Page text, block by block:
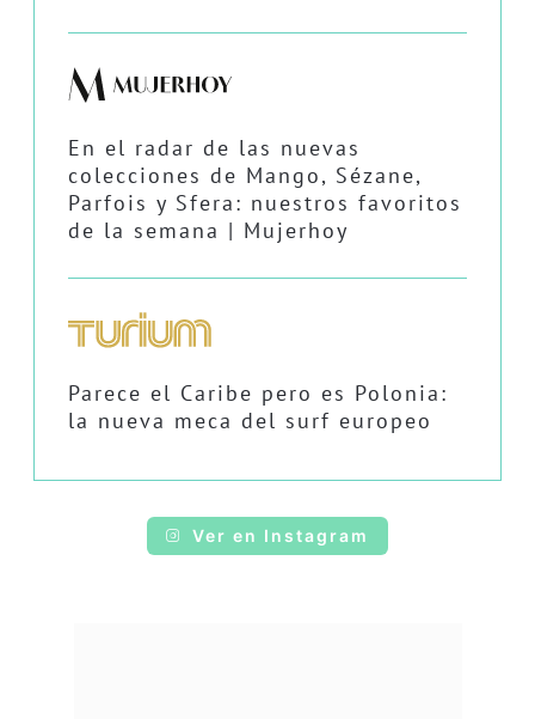
En el radar de las nuevas
colecciones de Mango, Sézane,
Parfois y Sfera: nuestros favoritos
de la semana | Mujerhoy
Parece el Caribe pero es Polonia:
la nueva meca del surf europeo
Ver en Instagram